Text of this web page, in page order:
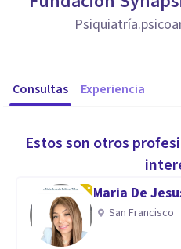
Consultas Experiencia
Estos son otros
Maria De
San Francisco